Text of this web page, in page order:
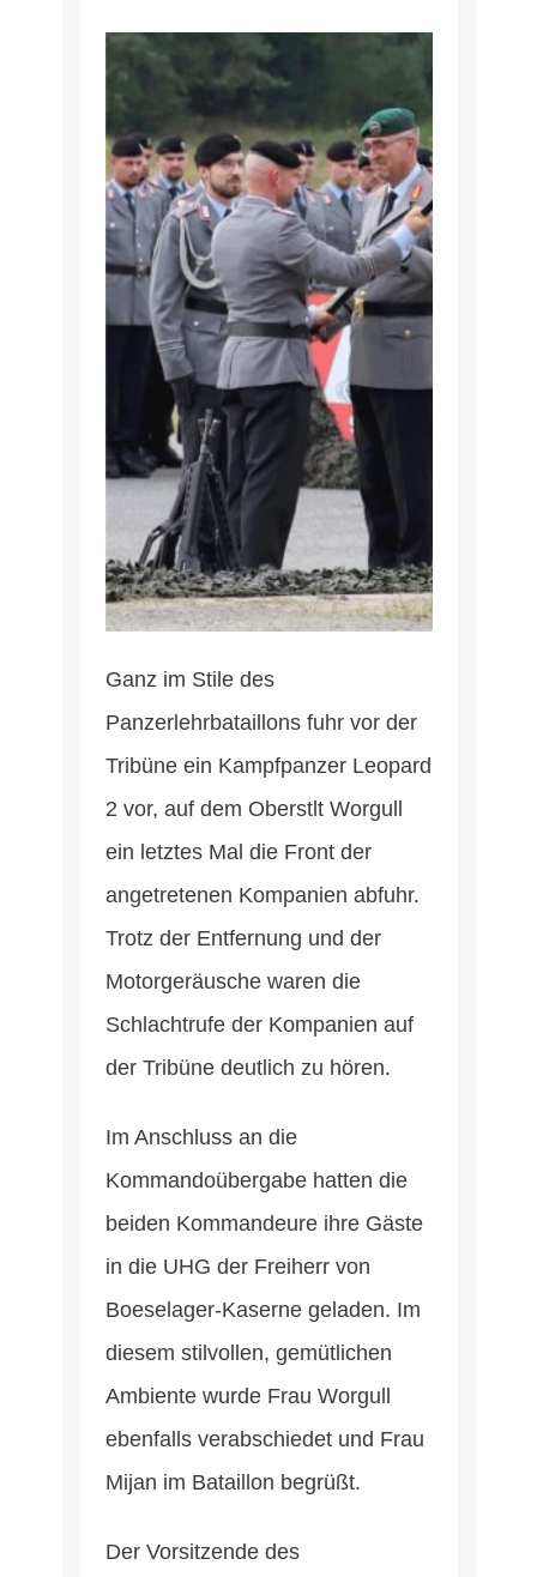
Ganz im Stile des
Panzerlehrbataillons fuhr vor der
Tribüne ein Kampfpanzer Leopard
2 vor, auf dem Oberstlt Worgull
ein letztes Mal die Front der
angetretenen Kompanien abfuhr.
Trotz der Entfernung und der
Motorgeräusche waren die
Schlachtrufe der Kompanien auf
der Tribüne deutlich zu hören.
Im Anschluss an die
Kommandoübergabe hatten die
beiden Kommandeure ihre Gäste
in die UHG der Freiherr von
Boeselager-Kaserne geladen. Im
diesem stilvollen, gemütlichen
Ambiente wurde Frau Worgull
ebenfalls verabschiedet und Frau
Mijan im Bataillon begrüßt.
Der Vorsitzende des